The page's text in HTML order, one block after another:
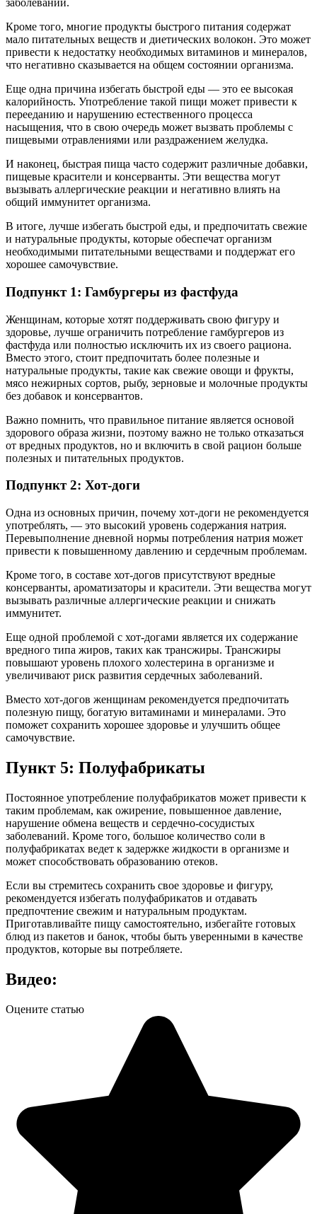
заболеваний.
Кроме того, многие продукты быстрого питания содержат
мало питательных веществ и диетических волокон. Это может
привести к недостатку необходимых витаминов и минералов,
что негативно сказывается на общем состоянии организма.
Еще одна причина избегать быстрой еды — это ее высокая
калорийность. Употребление такой пищи может привести к
перееданию и нарушению естественного процесса
насыщения, что в свою очередь может вызвать проблемы с
пищевыми отравлениями или раздражением желудка.
И наконец, быстрая пища часто содержит различные добавки,
пищевые красители и консерванты. Эти вещества могут
вызывать аллергические реакции и негативно влиять на
общий иммунитет организма.
В итоге, лучше избегать быстрой еды, и предпочитать свежие
и натуральные продукты, которые обеспечат организм
необходимыми питательными веществами и поддержат его
хорошее самочувствие.
Подпункт 1: Гамбургеры из фастфуда
Женщинам, которые хотят поддерживать свою фигуру и
здоровье, лучше ограничить потребление гамбургеров из
фастфуда или полностью исключить их из своего рациона.
Вместо этого, стоит предпочитать более полезные и
натуральные продукты, такие как свежие овощи и фрукты,
мясо нежирных сортов, рыбу, зерновые и молочные продукты
без добавок и консервантов.
Важно помнить, что правильное питание является основой
здорового образа жизни, поэтому важно не только отказаться
от вредных продуктов, но и включить в свой рацион больше
полезных и питательных продуктов.
Подпункт 2: Хот-доги
Одна из основных причин, почему хот-доги не рекомендуется
употреблять, — это высокий уровень содержания натрия.
Перевыполнение дневной нормы потребления натрия может
привести к повышенному давлению и сердечным проблемам.
Кроме того, в составе хот-догов присутствуют вредные
консерванты, ароматизаторы и красители. Эти вещества могут
вызывать различные аллергические реакции и снижать
иммунитет.
Еще одной проблемой с хот-догами является их содержание
вредного типа жиров, таких как трансжиры. Трансжиры
повышают уровень плохого холестерина в организме и
увеличивают риск развития сердечных заболеваний.
Вместо хот-догов женщинам рекомендуется предпочитать
полезную пищу, богатую витаминами и минералами. Это
поможет сохранить хорошее здоровье и улучшить общее
самочувствие.
Пункт 5: Полуфабрикаты
Постоянное употребление полуфабрикатов может привести к
таким проблемам, как ожирение, повышенное давление,
нарушение обмена веществ и сердечно-сосудистых
заболеваний. Кроме того, большое количество соли в
полуфабрикатах ведет к задержке жидкости в организме и
может способствовать образованию отеков.
Если вы стремитесь сохранить свое здоровье и фигуру,
рекомендуется избегать полуфабрикатов и отдавать
предпочтение свежим и натуральным продуктам.
Приготавливайте пищу самостоятельно, избегайте готовых
блюд из пакетов и банок, чтобы быть уверенными в качестве
продуктов, которые вы потребляете.
Видео:
Оцените статью